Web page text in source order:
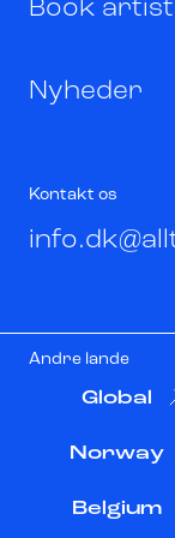
Book artist
Nyheder
Kontakt os
Andre lande
Global
Norway
Belgium